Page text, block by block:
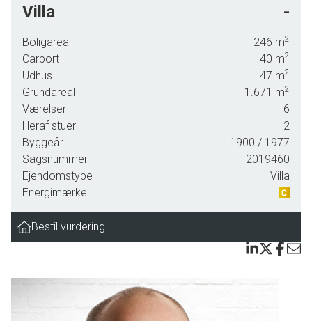
emmer ejendommen da også af original charme.
og den velholdte bolig er ført flot ind i nutiden med store, lyse og luftige rum, masser af
moderne komfort og mange charmerende, originale detaljer.
Boligen fordeler sig på to etager, og stueplanet rummer foruden en integreret garage et
soveværelse, et badeværelse, et bryggers samt en entré. Resten af etagen udgøres af et
langstrakt udsigt over landskabet.
Huset ligger på en lille, lukket vej, der støder op til skoven, og udsigten til naturen er fri
og uspoleret. Samtidig er der blot 400 meter til golfbanen og to kilometer til Gudme, der
Kontakt os allerede i dag.
Villa -
Boligareal 246 m2
Carport 40 m2
Udhus 47 m2
Grundareal 1.671 m2
Værelser
6
Heraf stuer
2
Byggeår
1900 / 1977
Sagsnummer
2019460
Ejendomstype
Villa
Energimærke
Bestil vurdering